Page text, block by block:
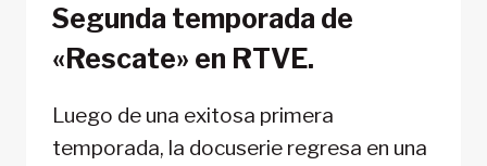
Segunda temporada de
«Rescate» en RTVE.
Luego de una exitosa primera
temporada, la docuserie regresa en una